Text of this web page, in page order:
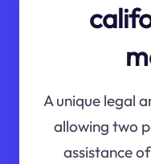
A unique legal
allowing two
assistance